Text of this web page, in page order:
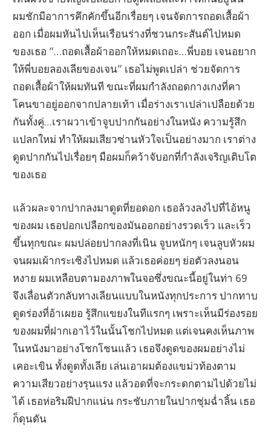
ผมชักมีอาการคึกคักขึ้นอีกเรื่อยๆ เจนจัดการถอดเสื้อผ้า
ออก เมื่อผมหันไปเห็นเรือนร่างที่ชวนกระสันต์ไปหมด
ของเธอ “…ถอดเสื้อผ้าออกให้หมดเถอะ…พี่บอย เจนอยาก
ให้พี่บอยลองเลียของเจน” เธอไม่พูดเปล่า ช่วยจัดการ
ถอดเสื้อผ้าให้ผมทันที ขณะที่ผมกำลังถอดกางเกงที่คา
โคนขาอยู่ออกจากปลายเท้า เมื่อร่างเราเปล่าเปลือยด้วย
กันทั้งคู่…เราผวาเข้าจูบปากกันอย่างในหนัง ความรู้สึก
แปลกใหม่ ทำให้ผมเสียวซ่านหัวใจเป็นอย่างมาก เราต่าง
ดูดปากกันไปเรื่อยๆ มือผมก็คว้าจับอกที่กำลังเจริญเติบโต
ของเธอ
แล้วผละจากปากลงมาดูดที่ยอดอก เธอล้วงลงไปที่ไอ้หนู
ของผม เธอปอกเปลือกของมันออกอย่างรวดเร็ว และเร็ว
ขึ้นทุกขณะ ผมปล่อยปากลงที่เนิน จูบหนักๆ เจนลูบหัวผม
จนผมเผ้ากระเซิงไปหมด แล้วเธอค่อยๆ ย่อตัวลงนอน
หงาย ผมเหลือบตามองภาพในจอซึ่งขณะนี้อยู่ในท่า 69
จึงเลื่อนตัวกลับทางเลียนแบบในหนังทุกประการ ปากทาบ
ดูดร่องที่อ้าเผยอ รู้สึกแขยงในทีแรกๆ เพราะเห็นมีร่องรอย
ของผมที่ฝากเอาไว้ในนั้นโชกไปหมด แต่เจนคงเห็นภาพ
ในหนังมาอย่างโชกโชนแล้ว เธอจึงดูดของผมอย่างไม่
เคอะเขิน ทั้งดูดทั้งเลีย เล่นเอาผมต้องแขม่วท้องตาม
ความเสียวอย่างรุนแรง แล้วอดที่จะกระดกตามไปด้วยไม่
ได้ เธอห่อริมฝีปากแน่น กระชับภายในปากชุ่มฉ่ำลิ้น เธอ
ก็ดุนดัน